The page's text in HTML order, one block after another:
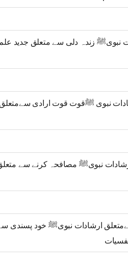
نبویﷺ زندہ دلی سے متعلق جدید
نبوی ﷺقوت قوت ارادی
نبویﷺ مصافحہ کرنے سے
ارشادات نبویﷺ خود پسندی